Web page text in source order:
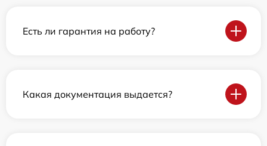
Есть ли гарантия на работу?
Какая документация выдается?